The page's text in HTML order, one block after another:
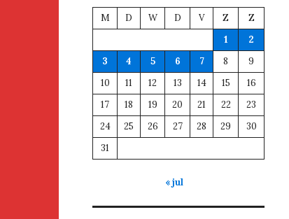
M D W D V Z
Z
1
2
3
4 5 6 7 8
9
10
11 12 13 14 15
16
17
18 19 20 21 22
23
24
25 26 27 28 29
30
31
« jul